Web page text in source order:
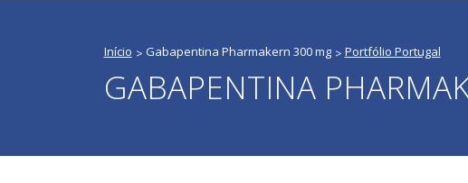
Início Gabapentina Pharmakern 300 mg Portfólio Portugal
GABAPENTINA